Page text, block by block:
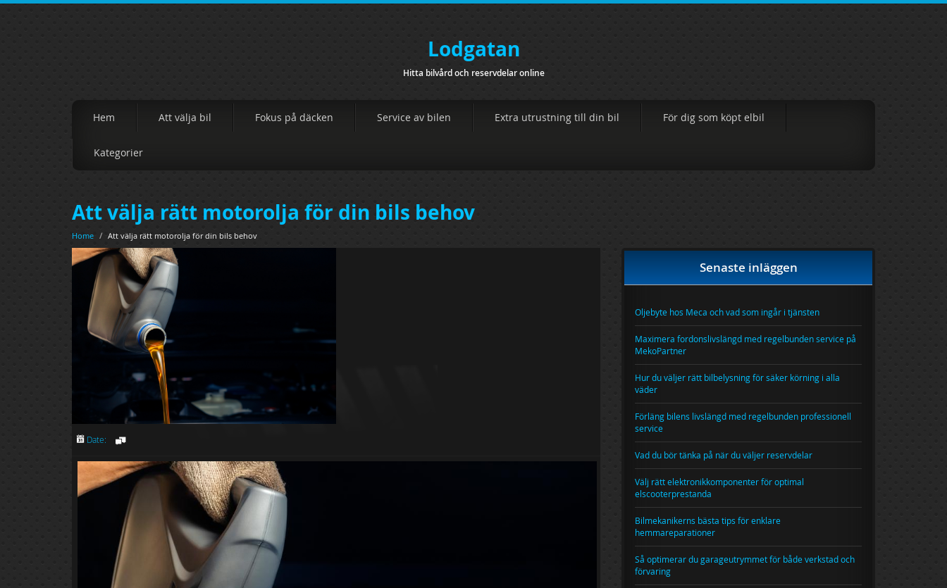
Lodgatan
Hitta bilvård och reservdelar online
Hem Att välja bil Fokus på däcken Service av bilen Extra utrustning till din bil För dig som köpt elbil
Kategorier
Att välja rätt motorolja för din bils behov
Home / Att välja rätt motorolja för din bils behov
Date:
Senaste inläggen
Oljebyte hos Meca och vad som ingår i tjänsten
Maximera fordonslivslängd med regelbunden service på
MekoPartner
Hur du väljer rätt bilbelysning för säker körning i alla
väder
Förläng bilens livslängd med regelbunden professionell
service
Vad du bör tänka på när du väljer reservdelar
Välj rätt elektronikkomponenter för optimal
elscooterprestanda
Bilmekanikerns bästa tips för enklare
hemmareparationer
Så optimerar du garageutrymmet för både verkstad och
förvaring